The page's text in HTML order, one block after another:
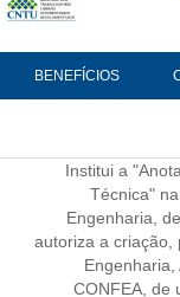
BENEFÍCIOS
Institui a
Técnica"
Engenharia,
autoriza a criação,
CONFEA, de